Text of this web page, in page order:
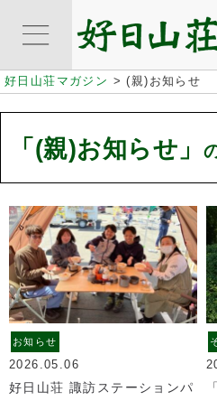
好日山荘マガジン >(親)お知らせ
「(親)お知らせ」
お知らせ
2026.05.06
好日山荘 諏訪ステーションパ